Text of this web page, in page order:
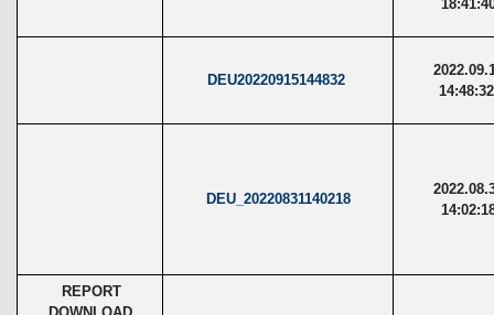
DEU20220915144832
DEU_20220831140218
REPORT